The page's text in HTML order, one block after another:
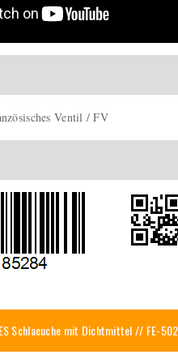
Ventil / FV
Schlaeuche mit Dichtmittel// FE-